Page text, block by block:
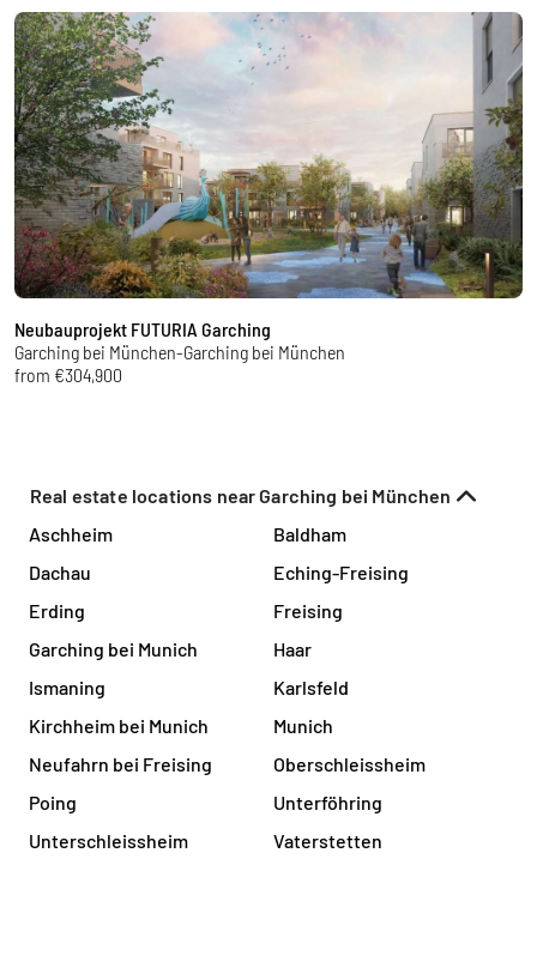
Neubauprojekt FUTURIA Garching
Garching bei München-Garching bei München
from €304,900
Real estate locations near Garching bei München
Aschheim
Baldham
Dachau
Eching-Freising
Erding
Freising
Garching bei Munich
Haar
Ismaning
Karlsfeld
Kirchheim bei Munich
Munich
Neufahrn bei Freising
Oberschleissheim
Poing
Unterföhring
Unterschleissheim
Vaterstetten